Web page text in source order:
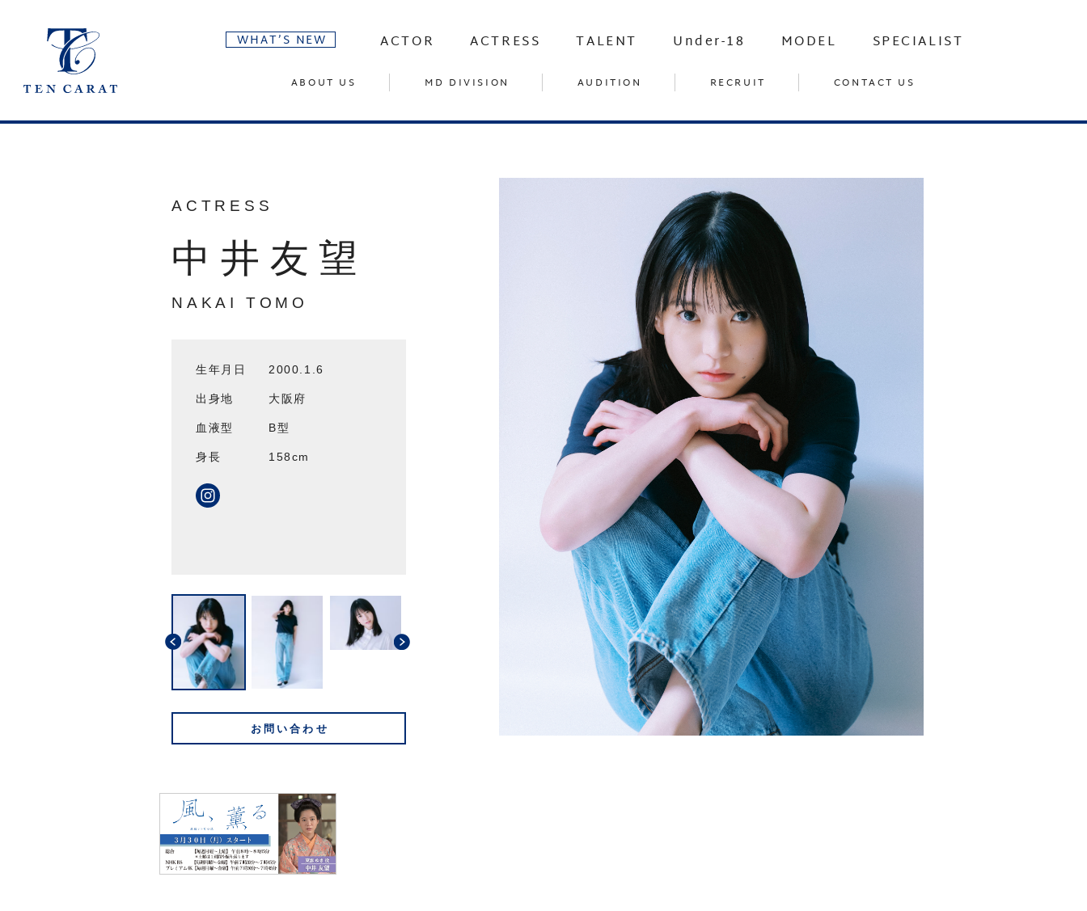
WHAT’S NEW ACTOR ACTRESS TALENT Under-18 MODEL SPECIALIST
ABOUT US MD DIVISION AUDITION RECRUIT CONTACT US
ACTRESS
中井友望
NAKAI TOMO
生年月日 2000.1.6
出身地 大阪府
血液型 B型
身長 158cm
お問い合わせ